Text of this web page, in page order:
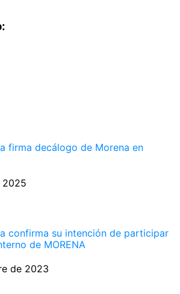
firma decálogo de Morena en
2025
confirma su intención de participar
de MORENA
de 2023